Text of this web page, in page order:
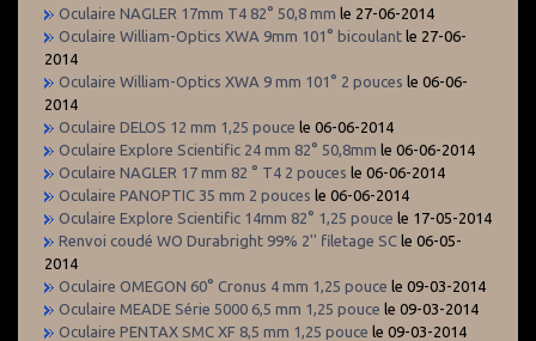
Oculaire NAGLER 17mm T4 82° 50,8 mm le 27-06-2014
Oculaire William-Optics XWA 9mm 101° bicoulant le 27-06-
2014
Oculaire William-Optics XWA 9 mm 101° 2 pouces le 06-06-
2014
Oculaire DELOS 12 mm 1,25 pouce le 06-06-2014
Oculaire Explore Scientific 24 mm 82° 50,8mm le 06-06-2014
Oculaire NAGLER 17 mm 82 ° T4 2 pouces le 06-06-2014
Oculaire PANOPTIC 35 mm 2 pouces le 06-06-2014
Oculaire Explore Scientific 14mm 82° 1,25 pouce le 17-05-2014
Renvoi coudé WO Durabright 99% 2'' filetage SC le 06-05-
2014
Oculaire OMEGON 60° Cronus 4 mm 1,25 pouce le 09-03-2014
Oculaire MEADE Série 5000 6,5 mm 1,25 pouce le 09-03-2014
Oculaire PENTAX SMC XF 8,5 mm 1,25 pouce le 09-03-2014